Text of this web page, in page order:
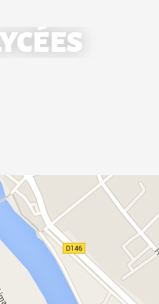
Louis - Bonnières
Notre-Dame - Mantes
- Mantes